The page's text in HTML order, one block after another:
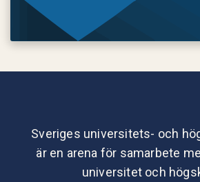
Sveriges universitets- och
är en arena för samarbete
universitet och